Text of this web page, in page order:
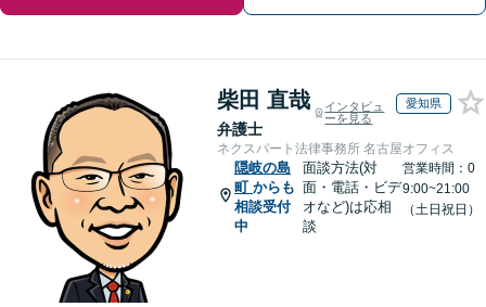
柴田 直哉
弁護士
インタビュ
ーを見る
愛知県
ネクスパート法律事務所 名古屋オフィス
隠岐の島
町 からも
相談受付
中
面談方法(対
面・電話・ビデ
オなど)は応相
談
営業時間：0
9:00~21:00
（土日祝日）